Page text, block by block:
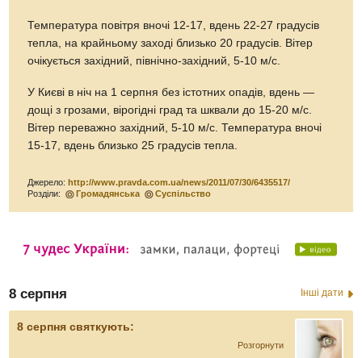
Температура повітря вночі 12-17, вдень 22-27 градусів
тепла, на крайньому заході близько 20 градусів. Вітер
очікується західний, північно-західний, 5-10 м/с.
У Києві в ніч на 1 серпня без істотних опадів, вдень —
дощі з грозами, вірогідні град та шквали до 15-20 м/с.
Вітер переважно західний, 5-10 м/с. Температура вночі
15-17, вдень близько 25 градусів тепла.
Джерело: http://www.pravda.com.ua/news/2011/07/30/6435517/
Розділи:
Громадянська Суспільство
8 серпня Інші дати
8 серпня святкують:
Розгорнути